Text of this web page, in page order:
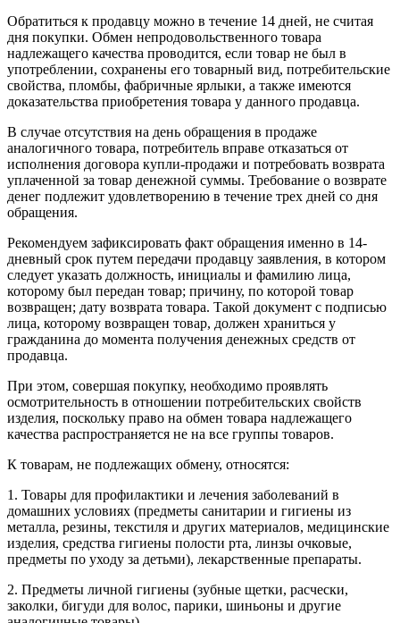
Обратиться к продавцу можно в течение 14 дней, не считая
дня покупки. Обмен непродовольственного товара
надлежащего качества проводится, если товар не был в
употреблении, сохранены его товарный вид, потребительские
свойства, пломбы, фабричные ярлыки, а также имеются
доказательства приобретения товара у данного продавца.
В случае отсутствия на день обращения в продаже
аналогичного товара, потребитель вправе отказаться от
исполнения договора купли-продажи и потребовать возврата
уплаченной за товар денежной суммы. Требование о возврате
денег подлежит удовлетворению в течение трех дней со дня
обращения.
Рекомендуем зафиксировать факт обращения именно в 14-
дневный срок путем передачи продавцу заявления, в котором
следует указать должность, инициалы и фамилию лица,
которому был передан товар; причину, по которой товар
возвращен; дату возврата товара. Такой документ с подписью
лица, которому возвращен товар, должен храниться у
гражданина до момента получения денежных средств от
продавца.
При этом, совершая покупку, необходимо проявлять
осмотрительность в отношении потребительских свойств
изделия, поскольку право на обмен товара надлежащего
качества распространяется не на все группы товаров.
К товарам, не подлежащих обмену, относятся:
1. Товары для профилактики и лечения заболеваний в
домашних условиях (предметы санитарии и гигиены из
металла, резины, текстиля и других материалов, медицинские
изделия, средства гигиены полости рта, линзы очковые,
предметы по уходу за детьми), лекарственные препараты.
2. Предметы личной гигиены (зубные щетки, расчески,
заколки, бигуди для волос, парики, шиньоны и другие